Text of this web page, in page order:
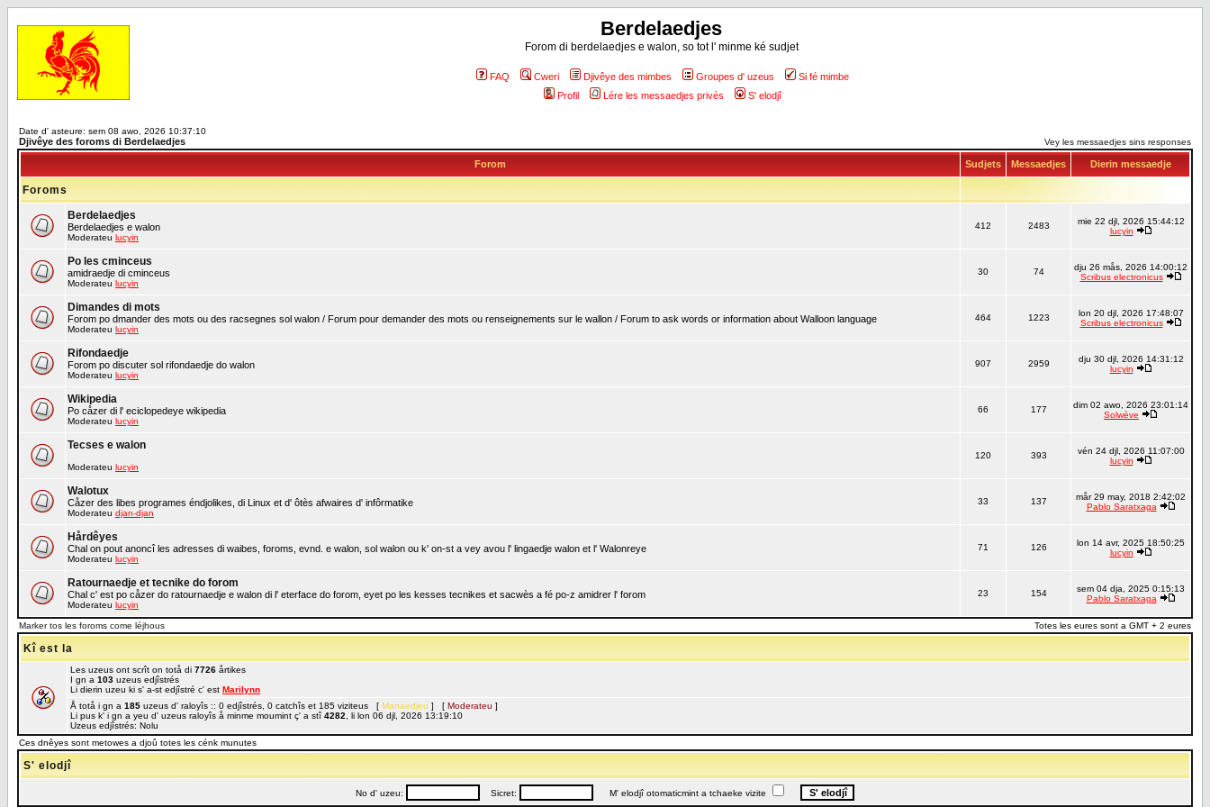
Berdelaedjes
Forom di berdelaedjes e walon, so tot l' minme ké sudjet
FAQ Cweri Djivêye des mimbes Groupes d' uzeus
Si fé mimbe
Profil
Lére les messaedjes privés S' elodjî
Date d' asteure: sem 08 awo, 2026 10:37:10
Djivêye des foroms di Berdelaedjes Vey les messaedjes sins responses
Forom Sudjets Messaedjes Dierin messaedje
Foroms
Berdelaedjes
Berdelaedjes e walon
Moderateu lucyin
412 2483
mie 22 djl, 2026 15:44:12
lucyin
Po les cminceus
amidraedje di cminceus
Moderateu lucyin
30 74
dju 26 mås, 2026 14:00:12
Scribus electronicus
Dimandes di mots
Forom po dmander des mots ou des racsegnes sol walon / Forum pour demander des mots ou renseignements sur le wallon / Forum to ask words or information about Walloon language
Moderateu lucyin
464 1223
lon 20 djl, 2026 17:48:07
Scribus electronicus
Rifondaedje
Forom po discuter sol rifondaedje do walon
Moderateu lucyin
907 2959
dju 30 djl, 2026 14:31:12
lucyin
Wikipedia
Po cåzer di l' eciclopedeye wikipedia
Moderateu lucyin
66 177
dim 02 awo, 2026 23:01:14
Solwève
Tecses e walon
Moderateu lucyin
120 393
vén 24 djl, 2026 11:07:00
lucyin
Walotux
Cåzer des libes programes éndjolikes, di Linux et d' ôtès afwaires d' infôrmatike
Moderateu djan-djan
33 137
mår 29 may, 2018 2:42:02
Pablo Saratxaga
Hårdêyes
Chal on pout anoncî les adresses di waibes, foroms, evnd. e walon, sol walon ou k' on-st a vey avou l' lingaedje walon et l' Walonreye
Moderateu lucyin
71 126
lon 14 avr, 2025 18:50:25
lucyin
Ratournaedje et tecnike do forom
Chal c' est po cåzer do ratournaedje e walon di l' eterface do forom, eyet po les kesses tecnikes et sacwès a fé po-z amidrer l' forom
Moderateu lucyin
23 154
sem 04 dja, 2025 0:15:13
Pablo Saratxaga
Marker tos les foroms come léjhous Totes les eures sont a GMT + 2 eures
Kî est la
Les uzeus ont scrît on totå di 7726 årtikes
I gn a 103 uzeus edjîstrés
Li dierin uzeu ki s' a-st edjîstré c' est Marilynn
Å totå i gn a 185 uzeus d' raloyîs :: 0 edjîstrés, 0 catchîs et 185 viziteus [ Manaedjeu ] [ Moderateu ]
Li pus k' i gn a yeu d' uzeus raloyîs å minme moumint ç' a stî 4282 , li lon 06 djl, 2026 13:19:10
Uzeus edjîstrés: Nolu
Ces dnêyes sont metowes a djoû totes les cénk munutes
S' elodjî
No d' uzeu: Sicret: M' elodjî otomaticmint a tchaeke vizite